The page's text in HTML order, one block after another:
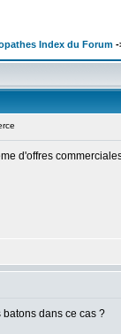
Index du Forum -
d'offres
batons dans ce cas ?